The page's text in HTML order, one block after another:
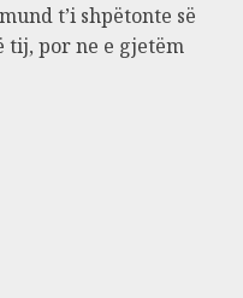
t’i shpëtonte së
tij, por ne e gjetëm